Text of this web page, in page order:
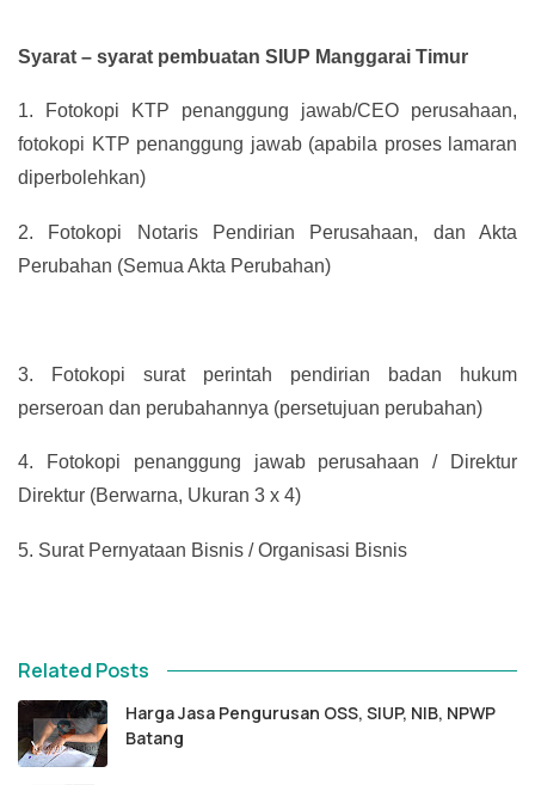
Syarat – syarat pembuatan SIUP Manggarai Timur
1.
Fotokopi KTP penanggung jawab/CEO perusahaan,
fotokopi KTP penanggung jawab (apabila proses lamaran
diperbolehkan)
2.
Fotokopi Notaris Pendirian Perusahaan, dan Akta
Perubahan (Semua Akta Perubahan)
3.
Fotokopi surat perintah pendirian badan hukum
perseroan dan perubahannya (persetujuan perubahan)
4.
Fotokopi penanggung jawab perusahaan / Direktur
Direktur (Berwarna, Ukuran 3 x 4)
5. Surat Pernyataan Bisnis / Organisasi Bisnis
Related Posts
Harga Jasa Pengurusan OSS, SIUP, NIB, NPWP
Batang